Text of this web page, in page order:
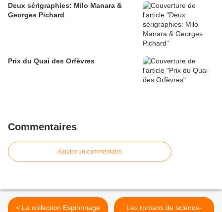
Deux sérigraphies: Milo Manara &
Georges Pichard
Prix du Quai des Orfèvres
Commentaires
Ajouter un commentaire
< La collection Espionnage
Les romans de science-